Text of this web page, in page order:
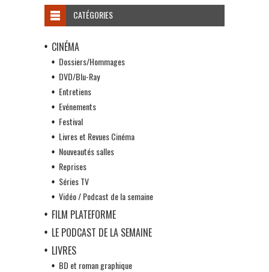
CATÉGORIES
CINÉMA
Dossiers/Hommages
DVD/Blu-Ray
Entretiens
Evénements
Festival
Livres et Revues Cinéma
Nouveautés salles
Reprises
Séries TV
Vidéo / Podcast de la semaine
FILM PLATEFORME
LE PODCAST DE LA SEMAINE
LIVRES
BD et roman graphique